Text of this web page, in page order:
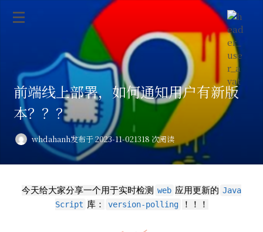
前端线上部署，如何通知用户有新版
本？？？
whdahanh发布于 2023-11-021318 次阅读
今天给大家分享一个用于实时检测 web 应用更新的 Java
Script 库： version-polling ！ ！ ！